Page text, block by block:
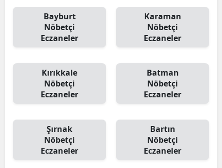
Bayburt
Nöbetçi
Eczaneler
Karaman
Nöbetçi
Eczaneler
Kırıkkale
Nöbetçi
Eczaneler
Batman
Nöbetçi
Eczaneler
Şırnak
Nöbetçi
Eczaneler
Bartın
Nöbetçi
Eczaneler